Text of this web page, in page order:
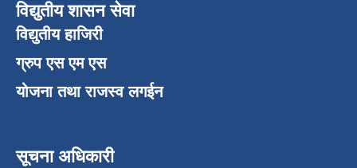
विद्युतीय शासन सेवा
विद्युतीय हाजिरी
ग्रुप एस एम एस
योजना तथा राजस्व लगईन
सूचना अधिकारी